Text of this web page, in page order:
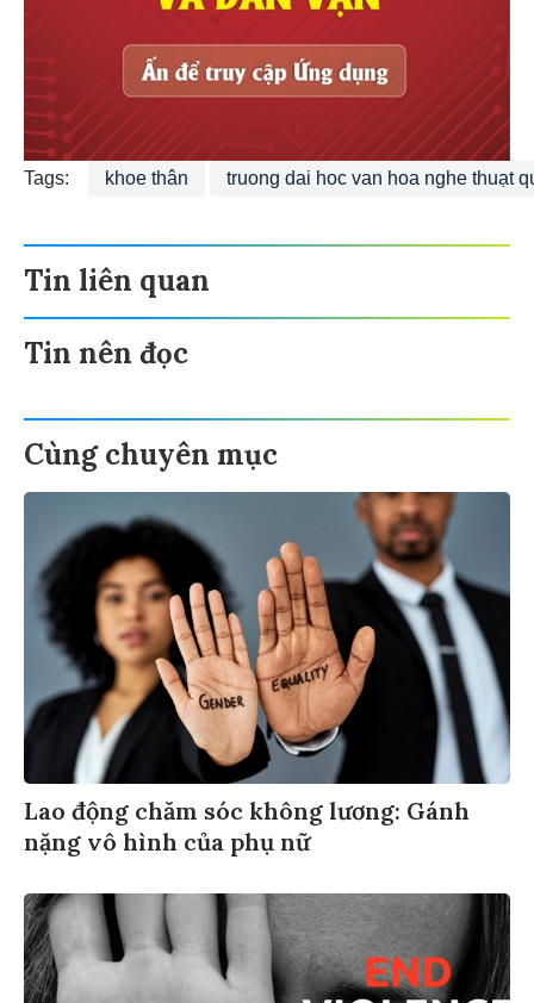
Tags: khoe thân truong dai hoc van hoa nghe thuạt
Tin liên quan
Tin nên đọc
Cùng chuyên mục
Lao động chăm sóc không lương: Gánh
nặng vô hình của phụ nữ